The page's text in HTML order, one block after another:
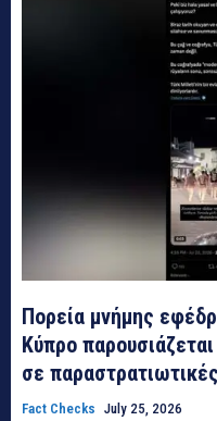
Πορεία μνήμης
Κύπρο
σε
Fact Checks July 25, 2026